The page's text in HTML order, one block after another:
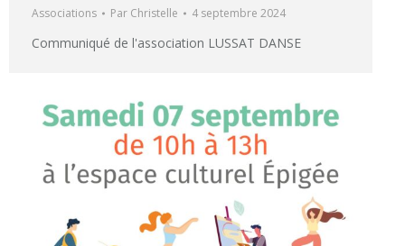
Associations Par Christelle 4 septembre 2024
Communiqué de l'association LUSSAT DANSE